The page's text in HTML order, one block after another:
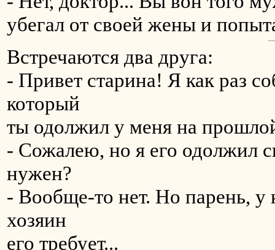
убегал от своей жены и
Встречаются два друга:
- Привет старина! Я как раз
который
ты одолжил у меня на
- Сожалею, но я его одолжил
нужен?
- Вообще-то нет. Но парень, у
хозяин
его требует...